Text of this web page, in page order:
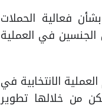
فعالية الحملات
الجنسين في العملية
الانتخابية في
من خلالها تطوير